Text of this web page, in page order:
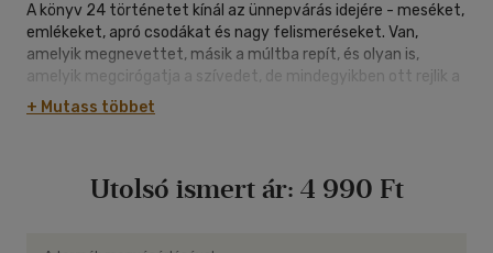
A könyv 24 történetet kínál az ünnepvárás idejére - meséket,
emlékeket, apró csodákat és nagy felismeréseket. Van,
amelyik megnevettet, másik a múltba repít, és olyan is,
amelyik megcirógatja a szívedet, de mindegyikben ott rejlik a
varázslat, az adventi időszak mesés, csodaváró áhítata.
Ez a könyv nemcsak gyerekeknek szól, hanem mindazoknak,
Minden napra jut egy kis melegség, egy kis csoda.
+ Mutass többet
Utolsó ismert ár: 4 990 Ft